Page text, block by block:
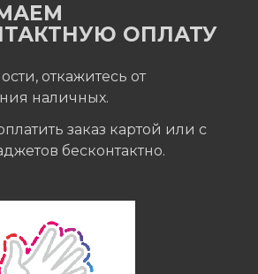
ОПЛАТУ
откажитесь от
наличных.
заказ картой или с
бесконтактно.